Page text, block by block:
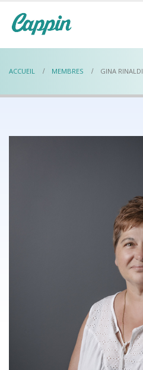
ACCUEIL MEMBRES GINA RINALDI